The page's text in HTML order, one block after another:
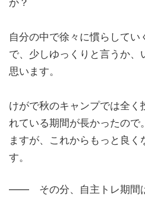
自分の中で徐々に慣らして
で、少しゆっくりと言うか、
思います。
けがで秋のキャンプでは全
れている期間が長かったので
ますが、これからもっと良く
す。
―― その分、自主トレ期間